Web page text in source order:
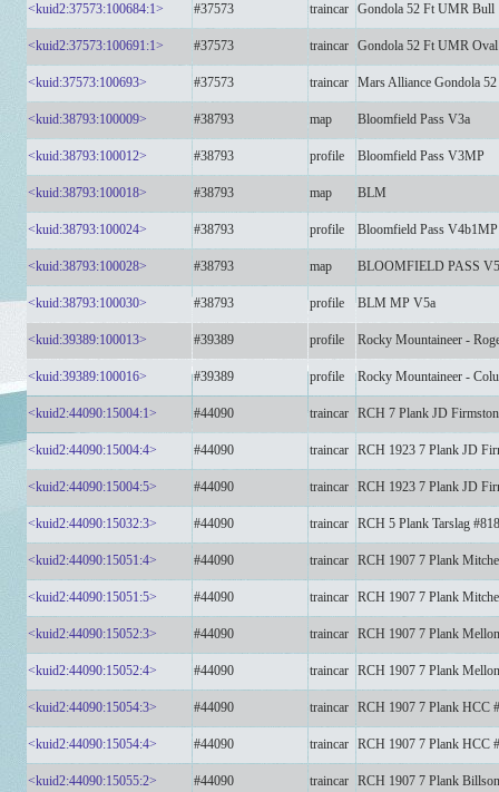
<kuid2:37573:100684:1> #37573 traincar Gondola 52 Ft UMR Bull
<kuid2:37573:100691:1> #37573 traincar Gondola 52 Ft UMR Oval
<kuid:37573:100693> #37573 traincar Mars Alliance Gondola
<kuid:38793:100009> #38793 map Bloomfield Pass V3a
<kuid:38793:100012> #38793 profile Bloomfield Pass V3MP
<kuid:38793:100018> #38793 map BLM
<kuid:38793:100024> #38793 profile Bloomfield Pass
<kuid:38793:100028> #38793 map BLOOMFIELD PASS
<kuid:38793:100030> #38793 profile BLM MP V5a
<kuid:39389:100013> #39389 profile Rocky Mountaineer -
<kuid:39389:100016> #39389 profile Rocky Mountaineer -
<kuid2:44090:15004:1> #44090 traincar RCH 7 Plank JD
<kuid2:44090:15004:4> #44090 traincar RCH 1923 7 Plank JD
<kuid2:44090:15004:5> #44090 traincar RCH 1923 7 Plank JD
<kuid2:44090:15032:3> #44090 traincar RCH 5 Plank Tarslag #818
<kuid2:44090:15051:4> #44090 traincar RCH 1907 7 Plank
<kuid2:44090:15051:5> #44090 traincar RCH 1907 7 Plank
<kuid2:44090:15052:3> #44090 traincar RCH 1907 7 Plank
<kuid2:44090:15052:4> #44090 traincar RCH 1907 7 Plank
<kuid2:44090:15054:3> #44090 traincar RCH 1907 7 Plank HCC
<kuid2:44090:15054:4> #44090 traincar RCH 1907 7 Plank HCC
<kuid2:44090:15055:2> #44090 traincar RCH 1907 7 Plank